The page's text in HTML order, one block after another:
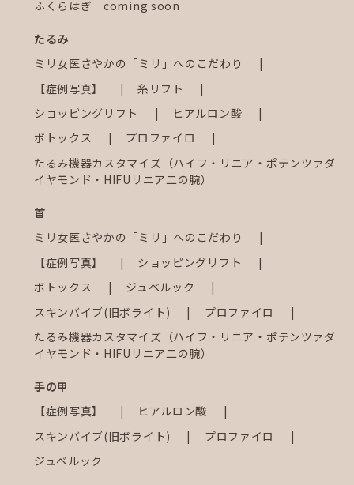
ふくらはぎ coming soon
たるみ
ミリ女医さやかの「ミリ」へのこだわり
【症例写真】
糸リフト
ショッピングリフト
ヒアルロン酸
ボトックス
プロファイロ
たるみ機器カスタマイズ（ハイフ・リニア・ポテンツァダ
イヤモンド・HIFUリニア二の腕）
首
ミリ女医さやかの「ミリ」へのこだわり
【症例写真】
ショッピングリフト
ボトックス
ジュベルック
スキンバイブ(旧ボライト)
プロファイロ
たるみ機器カスタマイズ（ハイフ・リニア・ポテンツァダ
イヤモンド・HIFUリニア二の腕）
手の甲
【症例写真】
ヒアルロン酸
スキンバイブ(旧ボライト)
プロファイロ
ジュベルック